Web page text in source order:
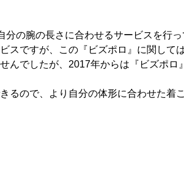
の腕の長さに合わせるサービスを行っ
スですが、この『ビズポロ』に関して
んでしたが、2017年からは『ビズポロ
るので、より自分の体形に合わせた着